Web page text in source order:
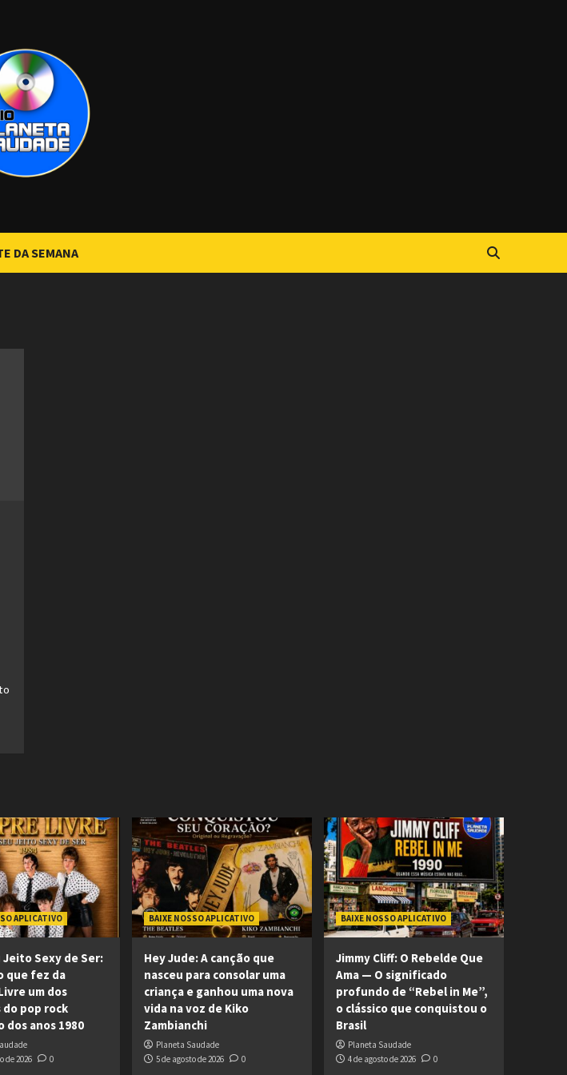
DA SEMANA
APLICATIVO
Jeito Sexy de Ser:
que fez da
um dos
do pop rock
dos anos 1980
de 2026
0
BAIXE NOSSO APLICATIVO
Hey Jude: A canção que
nasceu para consolar uma
criança e ganhou uma nova
vida na voz de Kiko
Zambianchi
Planeta Saudade
5 de agosto de 2026
0
BAIXE NOSSO APLICATIVO
Jimmy Cliff: O Rebelde Que
Ama — O significado
profundo de “Rebel in Me”,
o clássico que conquistou o
Brasil
Planeta Saudade
4 de agosto de 2026
0